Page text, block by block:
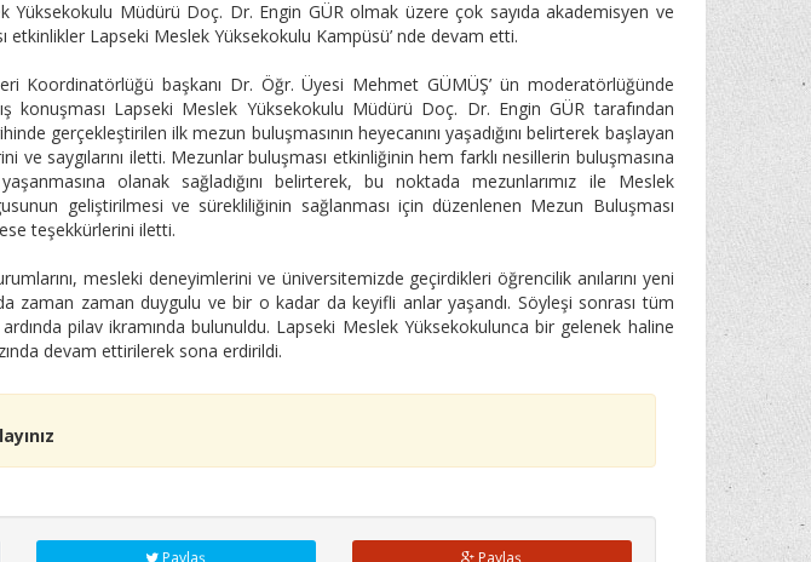
Yüksekokulu Müdürü Doç. Dr. Engin GÜR olmak üzere çok sayıda akademisyen ve
etkinlikler Lapseki Meslek Yüksekokulu Kampüsü’ nde devam etti.
Koordinatörlüğü başkanı Dr. Öğr. Üyesi Mehmet GÜMÜŞ’ ün moderatörlüğünde
konuşması Lapseki Meslek Yüksekokulu Müdürü Doç. Dr. Engin GÜR tarafından
gerçekleştirilen ilk mezun buluşmasının heyecanını yaşadığını belirterek başlayan
ve saygılarını iletti. Mezunlar buluşması etkinliğinin hem farklı nesillerin buluşmasına
olanak sağladığını belirterek, bu noktada mezunlarımız ile Meslek
geliştirilmesi ve sürekliliğinin sağlanması için düzenlenen Mezun Buluşması
teşekkürlerini iletti.
mesleki deneyimlerini ve üniversitemizde geçirdikleri öğrencilik anılarını yeni
zaman zaman duygulu ve bir o kadar da keyifli anlar yaşandı. Söyleşi sonrası tüm
ardında pilav ikramında bulunuldu. Lapseki Meslek Yüksekokulunca bir gelenek haline
devam ettirilerek sona erdirildi.